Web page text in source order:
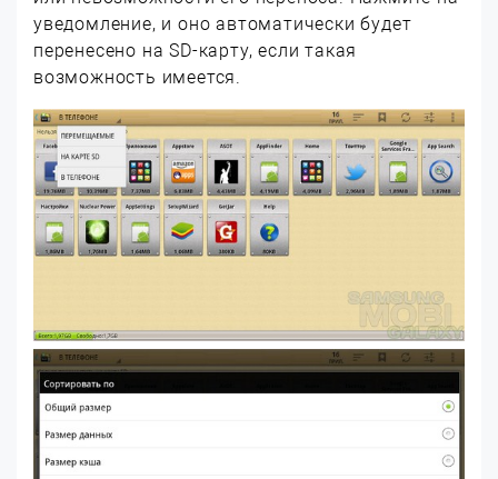
уведомление, и оно автоматически будет
перенесено на SD-карту, если такая
возможность имеется.